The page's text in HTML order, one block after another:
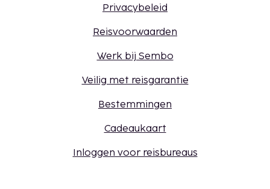
Privacybeleid
Reisvoorwaarden
Werk bij Sembo
Veilig met reisgarantie
Bestemmingen
Cadeaukaart
Inloggen voor reisbureaus